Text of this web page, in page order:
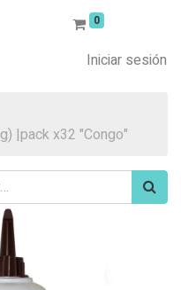
0
Iniciar sesión
|pack x32 "Congo"